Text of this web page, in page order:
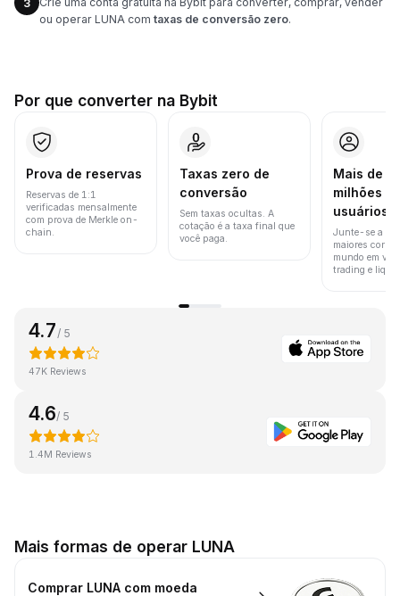
3
ou operar LUNA com taxas de conversão zero.
Por que converter na Bybit
Prova de reservas
Reservas de 1:1
verificadas mensalmente
com prova de Merkle on-
chain.
Taxas zero de
conversão
Sem taxas ocultas. A
cotação é a taxa final que
você paga.
Mais de
milhões
usuários
Junte-se a
maiores
mundo em
trading e
4.7 / 5
47K Reviews
4.6/ 5
1.4M Reviews
Mais formas de operar LUNA
Comprar LUNA com moeda